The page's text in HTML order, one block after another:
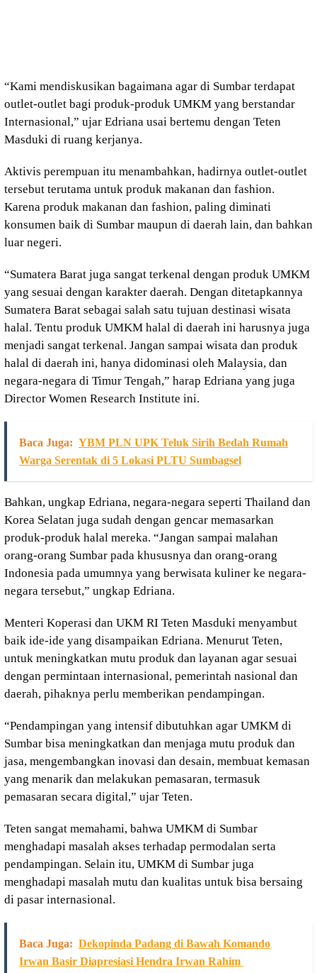
“Kami mendiskusikan bagaimana agar di Sumbar terdapat
outlet-outlet bagi produk-produk UMKM yang berstandar
Internasional,” ujar Edriana usai bertemu dengan Teten
Masduki di ruang kerjanya.
Aktivis perempuan itu menambahkan, hadirnya outlet-outlet
tersebut terutama untuk produk makanan dan fashion.
Karena produk makanan dan fashion, paling diminati
konsumen baik di Sumbar maupun di daerah lain, dan bahkan
luar negeri.
“Sumatera Barat juga sangat terkenal dengan produk UMKM
yang sesuai dengan karakter daerah. Dengan ditetapkannya
Sumatera Barat sebagai salah satu tujuan destinasi wisata
halal. Tentu produk UMKM halal di daerah ini harusnya juga
menjadi sangat terkenal. Jangan sampai wisata dan produk
halal di daerah ini, hanya didominasi oleh Malaysia, dan
negara-negara di Timur Tengah,” harap Edriana yang juga
Director Women Research Institute ini.
Baca Juga: YBM PLN UPK Teluk Sirih Bedah Rumah
Warga Serentak di 5 Lokasi PLTU Sumbagsel
Bahkan, ungkap Edriana, negara-negara seperti Thailand dan
Korea Selatan juga sudah dengan gencar memasarkan
produk-produk halal mereka. “Jangan sampai malahan
orang-orang Sumbar pada khususnya dan orang-orang
Indonesia pada umumnya yang berwisata kuliner ke negara-
negara tersebut,” ungkap Edriana.
Menteri Koperasi dan UKM RI Teten Masduki menyambut
baik ide-ide yang disampaikan Edriana. Menurut Teten,
untuk meningkatkan mutu produk dan layanan agar sesuai
dengan permintaan internasional, pemerintah nasional dan
daerah, pihaknya perlu memberikan pendampingan.
“Pendampingan yang intensif dibutuhkan agar UMKM di
Sumbar bisa meningkatkan dan menjaga mutu produk dan
jasa, mengembangkan inovasi dan desain, membuat kemasan
yang menarik dan melakukan pemasaran, termasuk
pemasaran secara digital,” ujar Teten.
Teten sangat memahami, bahwa UMKM di Sumbar
menghadapi masalah akses terhadap permodalan serta
pendampingan. Selain itu, UMKM di Sumbar juga
menghadapi masalah mutu dan kualitas untuk bisa bersaing
di pasar internasional.
Baca Juga: Dekopinda Padang di Bawah Komando
Irwan Basir Diapresiasi Hendra Irwan Rahim